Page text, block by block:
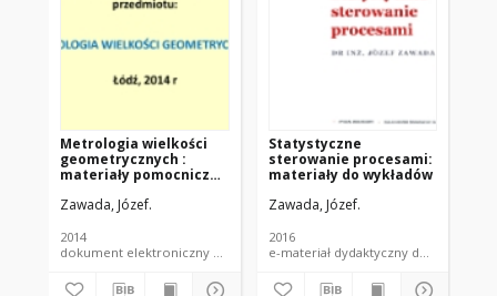
Metrologia wielkości
geometrycznych :
materiały pomocnicze
Zawada, Józef.
2014
dokument elektroniczny e-materiał dydaktyczny e-wykład
Statystyczne
sterowanie procesami:
materiały do wykładów
Zawada, Józef.
2016
e-materiał dydaktyczny